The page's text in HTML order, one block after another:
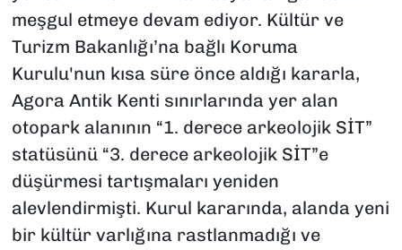
meşgul etmeye devam ediyor. Kültür ve
Turizm Bakanlığı’na bağlı Koruma
Kurulu'nun kısa süre önce aldığı kararla,
Agora Antik Kenti sınırlarında yer alan
otopark alanının “1. derece arkeolojik SİT”
statüsünü “3. derece arkeolojik SİT”e
düşürmesi tartışmaları yeniden
alevlendirmişti. Kurul kararında, alanda yeni
bir kültür varlığına rastlanmadığı ve